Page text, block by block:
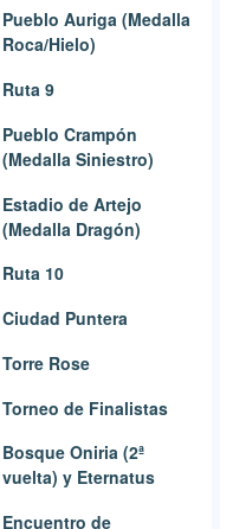
Pueblo Auriga (Medalla
Roca/Hielo)
Ruta 9
Pueblo Crampón
(Medalla Siniestro)
Estadio de Artejo
(Medalla Dragón)
Ruta 10
Ciudad Puntera
Torre Rose
Torneo de Finalistas
Bosque Oniria (2ª
vuelta) y Eternatus
Encuentro de